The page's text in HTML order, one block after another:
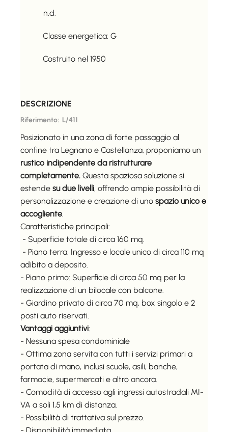
DESCRIZIONE
Riferimento: L/411
Posizionato in una zona di forte passaggio al
confine tra Legnano e Castellanza, proponiamo un
rustico indipendente da ristrutturare
completamente.Questa spaziosa soluzione si
estende su due livelli, offrendo ampie possibilità di
personalizzazione e creazione di uno spazio unico e
accogliente.
Caratteristiche principali:
- Superficie totale di circa 160 mq.
- Piano terra: Ingresso e locale unico di circa 110 mq
adibito a deposito.
- Piano primo: Superficie di circa 50 mq per la
realizzazione di un bilocale con balcone.
- Giardino privato di circa 70 mq, box singolo e 2
posti auto riservati.
Vantaggi aggiuntivi:
- Nessuna spesa condominiale
- Ottima zona servita con tutti i servizi primari a
portata di mano, inclusi scuole, asili, banche,
farmacie, supermercati e altro ancora.
- Comodità di accesso agli ingressi autostradali MI-
VA a soli 1,5 km di distanza.
- Possibilità di trattativa sul prezzo.
n.d.
Classe energetica: G
Costruito nel 1950